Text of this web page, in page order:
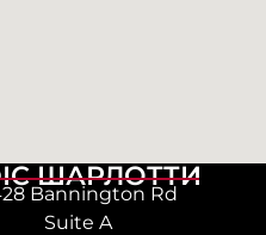
ШАРЛОТТИ
Bannington Rd
Suite A